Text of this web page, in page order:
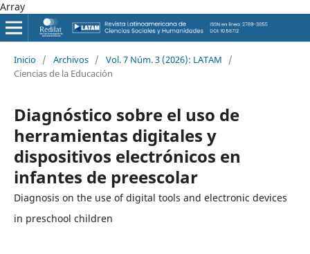
Array
Inicio / Archivos / Vol. 7 Núm. 3 (2026): LATAM
/
Ciencias de la Educación
Diagnóstico sobre el uso de
herramientas digitales y
dispositivos electrónicos en
infantes de preescolar
Diagnosis on the use of digital tools and electronic devices
in preschool children